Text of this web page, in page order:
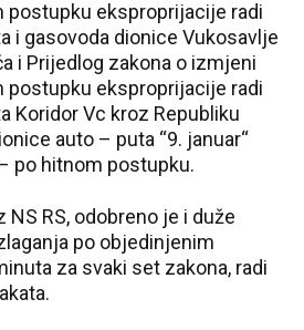
postupku eksproprijacije radi
i gasovoda dionice Vukosavlje
i Prijedlog zakona o izmjeni
postupku eksproprijacije radi
Koridor Vc kroz Republiku
auto – puta “9. januar“
po hitnom postupku.
NS RS, odobreno je i duže
po objedinjenim
za svaki set zakona, radi